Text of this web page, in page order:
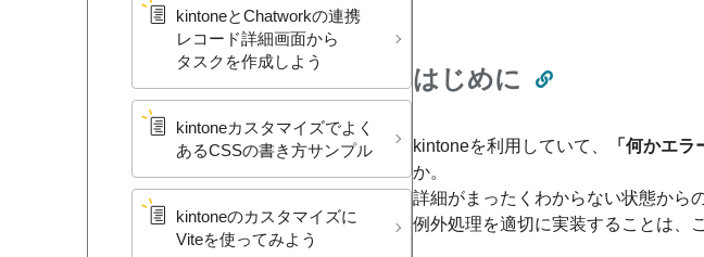
kintoneと​Chatworkの​連携
レコード詳細画面から​
タスクを​作成しよう
kintoneカスタマイズで​よく​
ある​CSSの​書き方​サンプル
kintoneの​カスタマイズに​
Viteを​使ってみよう
はじめに
kintoneを利用していて、 「何かエ
か。
詳細がまったくわからない状態から
例外処理を適切に実装することは、